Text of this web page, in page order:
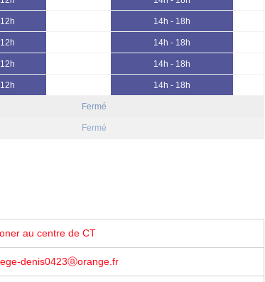
14h - 18h
14h - 18h
14h - 18h
14h - 18h
Fermé
Fermé
au centre de CT
denis0423ⓐorange.fr